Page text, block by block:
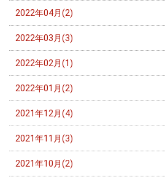
2022年04月(2)
2022年03月(3)
2022年02月(1)
2022年01月(2)
2021年12月(4)
2021年11月(3)
2021年10月(2)